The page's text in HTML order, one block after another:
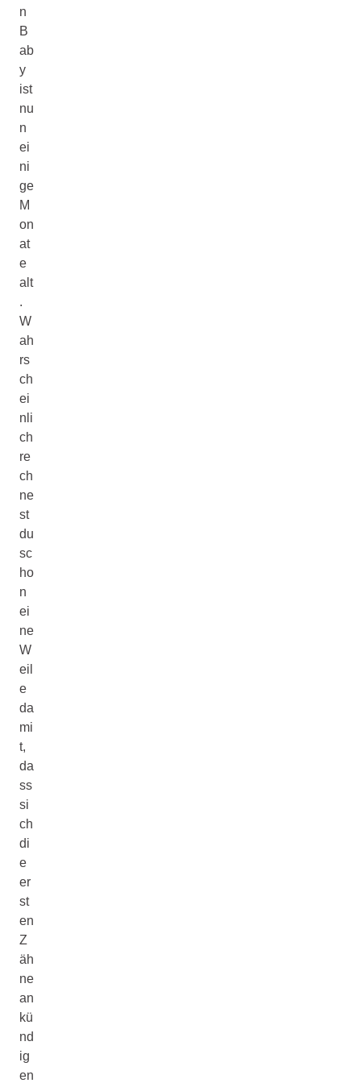
n
B
ab
y
ist
nu
n
ei
ni
ge
M
on
at
e
alt
.
W
ah
rs
ch
ei
nli
ch
re
ch
ne
st
du
sc
ho
n
ei
ne
W
eil
e
da
mi
t,
da
ss
si
ch
di
e
er
st
en
Z
äh
ne
an
kü
nd
ig
en